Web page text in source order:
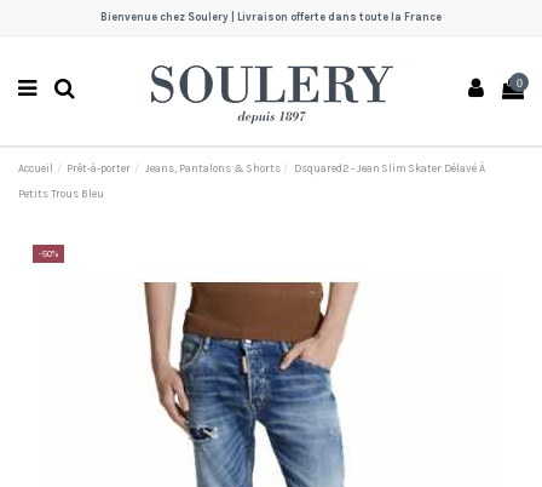
Bienvenue chez Soulery | Livraison offerte dans toute la France
0
Accueil Prêt-à-porter Jeans, Pantalons & Shorts Dsquared2 - Jean Slim Skater Délavé À
Petits Trous Bleu
-50%